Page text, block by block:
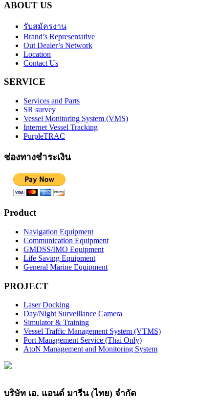
ABOUT US
รับสมัครงาน
Brand’s Representative
Out Dealer’s Network
Location
Contact Us
SERVICE
Services and Parts
SR survey
Vessel Monitoring System (VMS)
Internet Vessel Tracking
PurpleTRAC
ช่องทางชำระเงิน
Product
Navigation Equipment
Communication Equipment
GMDSS/IMO Equipment
Life Saving Equipment
General Marine Equipment
PROJECT
Laser Docking
Day/Night Surveillance Camera
Simulator & Training
Vessel Traffic Management System (VTMS)
Port Management Service (Thai Only)
AtoN Management and Monitoring System
บริษัท เอ. แอนด์ มารีน (ไทย) จำกัด